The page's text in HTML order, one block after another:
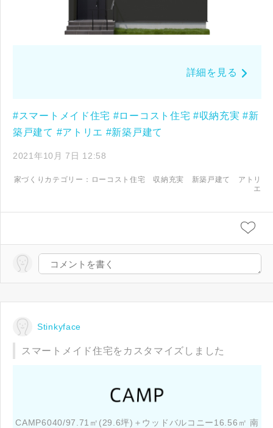
詳細を見る
#スマートメイド住宅 #ローコスト住宅 #収納充実 #新
築戸建て #アトリエ #新築戸建て
2021年10月 7日 12:58
家づくりカテゴリー： ローコスト住宅 収納充実 新築戸建て
アトリ
エ
Stinkyface
スマートメイド住宅をカスタマイズしました
CAMP6040/97.71㎡(29.6坪)＋ウッドバルコニー16.56㎡ 南
キャンセル
SuMiKaにユーザー登録する